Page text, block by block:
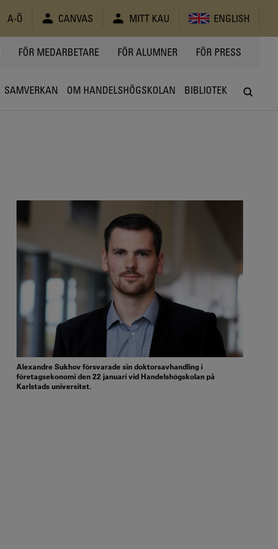
A-Ö CANVAS MITT KAU ENGLISH
FÖR MEDARBETARE FÖR ALUMNER FÖR PRESS
SAMVERKAN OM HANDELSHÖGSKOLAN BIBLIOTEK
Alexandre Sukhov försvarade sin doktorsavhandling i
företagsekonomi den 22 januari vid Handelshögskolan på
Karlstads universitet.